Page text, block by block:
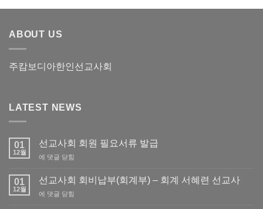
ABOUT US
주캄보디아한인선교사회
LATEST NEWS
01
12월
선교사회 회원 필요서류 발급
선
사
회
회
에 댓글 닫힘
01
12월
선교사회 회비납부(회계부) – 회계 서혜련 선교사
선
에 댓글 닫힘